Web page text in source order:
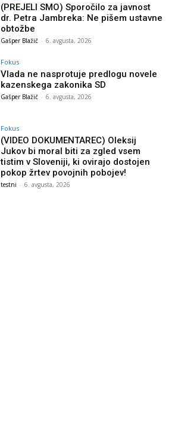
(PREJELI SMO) Sporočilo za javnost
dr. Petra Jambreka: Ne pišem ustavne
obtožbe
Gašper Blažič - 6. avgusta, 2026
Fokus
Vlada ne nasprotuje predlogu novele
kazenskega zakonika SD
Gašper Blažič - 6. avgusta, 2026
Fokus
(VIDEO DOKUMENTAREC) Oleksij
Jukov bi moral biti za zgled vsem
tistim v Sloveniji, ki ovirajo dostojen
pokop žrtev povojnih pobojev!
testni - 6. avgusta, 2026